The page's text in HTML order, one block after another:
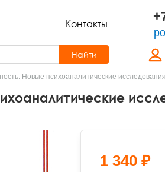
Контакты
Найти
Новые психоаналитические исследования
1 340 ₽